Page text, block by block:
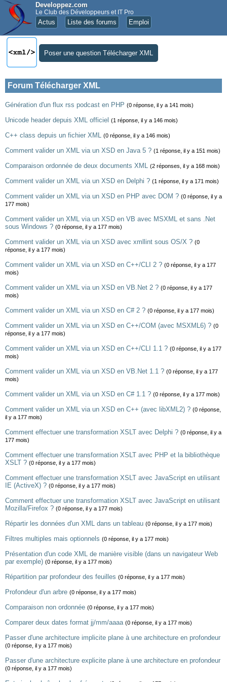
Developpez.com
Le Club des Développeurs et IT Pro
Actus Liste des forums Emploi
Poser une question Télécharger XML
Forum Télécharger XML
Génération d'un flux rss podcast en PHP (0 réponse, il y a 141 mois)
Unicode header depuis XML officiel (1 réponse, il y a 146 mois)
C++ class depuis un fichier XML (0 réponse, il y a 146 mois)
Comment valider un XML via un XSD en Java 5 ? (1 réponse, il y a 151 mois)
Comparaison ordonnée de deux documents XML (2 réponses, il y a 168 mois)
Comment valider un XML via un XSD en Delphi ? (1 réponse, il y a 171 mois)
Comment valider un XML via un XSD en PHP avec DOM ? (0 réponse, il y a
177 mois)
Comment valider un XML via un XSD en VB avec MSXML et sans .Net
sous Windows ? (0 réponse, il y a 177 mois)
Comment valider un XML via un XSD avec xmllint sous OS/X ? (0
réponse, il y a 177 mois)
Comment valider un XML via un XSD en C++/CLI 2 ? (0 réponse, il y a 177
mois)
Comment valider un XML via un XSD en VB.Net 2 ? (0 réponse, il y a 177
mois)
Comment valider un XML via un XSD en C# 2 ? (0 réponse, il y a 177 mois)
Comment valider un XML via un XSD en C++/COM (avec MSXML6) ? (0
réponse, il y a 177 mois)
Comment valider un XML via un XSD en C++/CLI 1.1 ? (0 réponse, il y a 177
mois)
Comment valider un XML via un XSD en VB.Net 1.1 ? (0 réponse, il y a 177
mois)
Comment valider un XML via un XSD en C# 1.1 ? (0 réponse, il y a 177 mois)
Comment valider un XML via un XSD en C++ (avec libXML2) ? (0 réponse,
il y a 177 mois)
Comment effectuer une transformation XSLT avec Delphi ? (0 réponse, il y a
177 mois)
Comment effectuer une transformation XSLT avec PHP et la bibliothèque
XSLT ? (0 réponse, il y a 177 mois)
Comment effectuer une transformation XSLT avec JavaScript en utilisant
IE (ActiveX) ? (0 réponse, il y a 177 mois)
Comment effectuer une transformation XSLT avec JavaScript en utilisant
Mozilla/Firefox ? (0 réponse, il y a 177 mois)
Répartir les données d'un XML dans un tableau (0 réponse, il y a 177 mois)
Filtres multiples mais optionnels (0 réponse, il y a 177 mois)
Présentation d'un code XML de manière visible (dans un navigateur Web
par exemple) (0 réponse, il y a 177 mois)
Répartition par profondeur des feuilles (0 réponse, il y a 177 mois)
Profondeur d'un arbre (0 réponse, il y a 177 mois)
Comparaison non ordonnée (0 réponse, il y a 177 mois)
Comparer deux dates format jj/mm/aaaa (0 réponse, il y a 177 mois)
Passer d'une architecture implicite plane à une architecture en profondeur
(0 réponse, il y a 177 mois)
Passer d'une architecture explicite plane à une architecture en profondeur
(0 réponse, il y a 177 mois)